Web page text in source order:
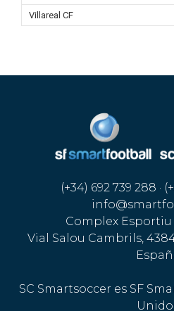
Villareal CF
(+34) 692 739 288 ·
Complex
Vial Salou Cambrils,
SC Smartsoccer es SF